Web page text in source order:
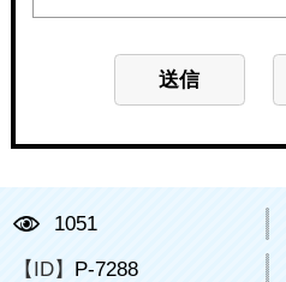
1051
【ID】 P-7288